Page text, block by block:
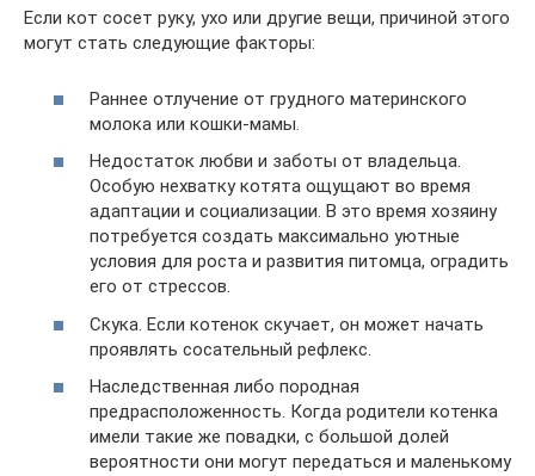
Если кот сосет руку, ухо или другие вещи, причиной этого
могут стать следующие факторы:
Раннее отлучение от грудного материнского
молока или кошки-мамы.
Недостаток любви и заботы от владельца.
Особую нехватку котята ощущают во время
адаптации и социализации. В это время хозяину
потребуется создать максимально уютные
условия для роста и развития питомца, оградить
его от стрессов.
Скука. Если котенок скучает, он может начать
проявлять сосательный рефлекс.
Наследственная либо породная
предрасположенность. Когда родители котенка
имели такие же повадки, с большой долей
вероятности они могут передаться и маленькому